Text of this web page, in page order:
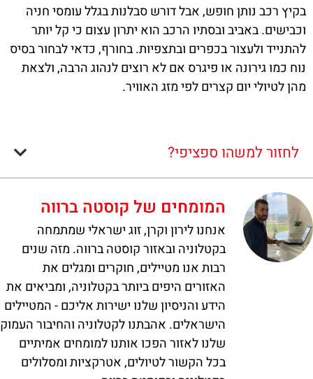
בקיץ רכב נותן חופש, אבל דורש סבלנות בגלל עומסי חניה
וכבישים. באביב ובסתיו הרכב הוא יתרון עצום כי קל יותר
להתנייד ולעצור בכפרים ובתצפיות. בחורף, כדאי לבחור בסיס
נוח כמו גירונה או פיגרס אם לא רוצים לנהוג הרבה, ולצאת
מהן לטיולי יום קצרים לפי מזג האוויר.
לחזור למשהו ספציפי?
המומחים של קוסטה ברווה
אנחנו לירון וקרן, זוג ישראלי שמתמחה
בקטלוניה ובאזור קוסטה ברווה. מזה שנים
רבות אנו מטיילים, חוקרים ומגלים את
האזורים היפים ביותר בקטלוניה, ומביאים את
הידע והניסיון שלנו ישירות אליכם - המטיילים
הישראלים. אהבתנו לקטלוניה והחיבור העמוק
שלנו לאזור הפכו אותנו למומחים אמיתיים
בכל הקשור לטיולים, אטרקציות ומסלולים